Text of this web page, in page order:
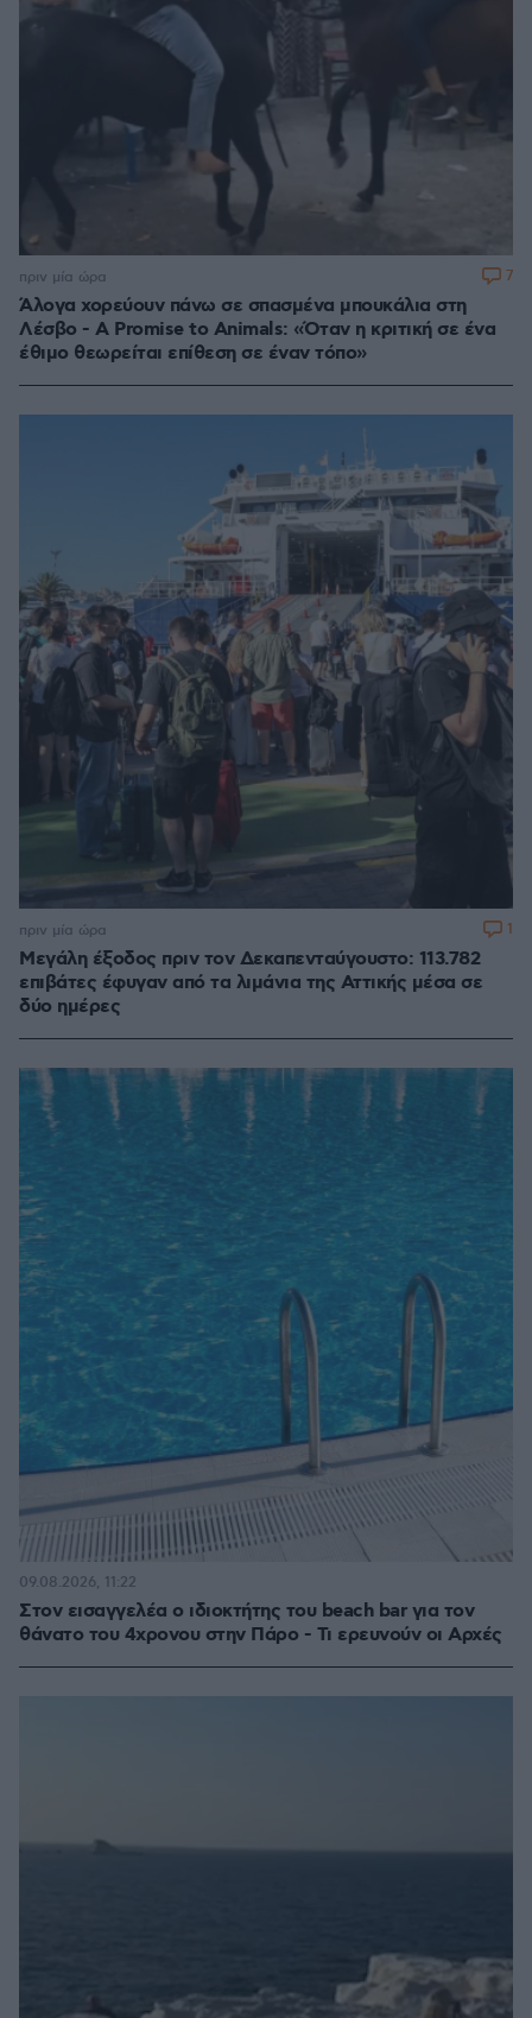
Άλογα χορεύουν πάνω σε σπασμένα μπουκάλια στη
Λέσβο - A Promise to Animals: «Όταν η κριτική σε ένα
έθιμο θεωρείται επίθεση σε έναν τόπο»
πριν μία ώρα 7
Μεγάλη έξοδος πριν τον Δεκαπενταύγουστο: 113.782
επιβάτες έφυγαν από τα λιμάνια της Αττικής μέσα σε
δύο ημέρες
πριν μία ώρα 1
Στον εισαγγελέα ο ιδιοκτήτης του beach bar για τον
θάνατο του 4χρονου στην Πάρο - Τι ερευνούν οι Αρχές
09.08.2026, 11:22